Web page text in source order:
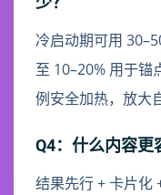
冷启动期可用
至 10–20% 用于锚
例安全加热，放大
Q4：什么内容更
结果先行 + 卡片化